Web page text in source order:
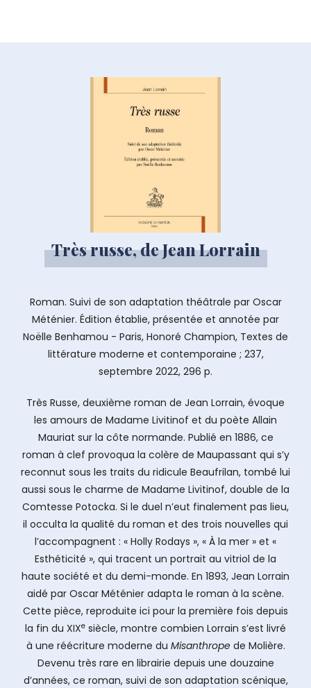
Très russe, de Jean Lorrain
Roman. Suivi de son adaptation théâtrale par Oscar
Méténier. Édition établie, présentée et annotée par
Noëlle Benhamou - Paris, Honoré Champion, Textes de
littérature moderne et contemporaine ; 237,
septembre 2022, 296 p.
Très Russe, deuxième roman de Jean Lorrain, évoque
les amours de Madame Livitinof et du poète Allain
Mauriat sur la côte normande. Publié en 1886, ce
roman à clef provoqua la colère de Maupassant qui s’y
reconnut sous les traits du ridicule Beaufrilan, tombé lui
aussi sous le charme de Madame Livitinof, double de la
Comtesse Potocka. Si le duel n’eut finalement pas lieu,
il occulta la qualité du roman et des trois nouvelles qui
l’accompagnent : « Holly Rodays », « À la mer » et «
Esthéticité », qui tracent un portrait au vitriol de la
haute société et du demi-monde. En 1893, Jean Lorrain
aidé par Oscar Méténier adapta le roman à la scène.
Cette pièce, reproduite ici pour la première fois depuis
la fin du XIXe siècle, montre combien Lorrain s’est livré
à une réécriture moderne du Misanthropede Molière.
Devenu très rare en librairie depuis une douzaine
d’années, ce roman, suivi de son adaptation scénique,